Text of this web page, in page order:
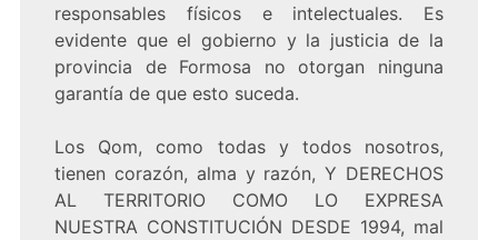
responsables físicos e intelectuales. Es
evidente que el gobierno y la justicia de la
provincia de Formosa no otorgan ninguna
garantía de que esto suceda.
Los Qom, como todas y todos nosotros,
tienen corazón, alma y razón, Y DERECHOS
AL TERRITORIO COMO LO EXPRESA
NUESTRA CONSTITUCIÓN DESDE 1994, mal